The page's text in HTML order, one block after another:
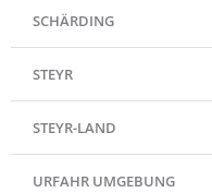
SCHÄRDING
STEYR
STEYR-LAND
URFAHR UMGEBUNG